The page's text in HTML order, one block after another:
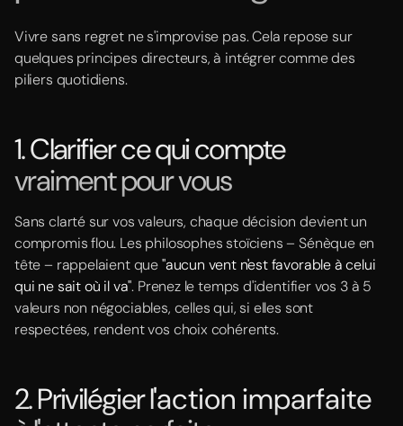
Vivre sans regret ne s'improvise pas. Cela repose sur
quelques principes directeurs, à intégrer comme des
piliers quotidiens.
1. Clarifier ce qui compte
vraiment pour vous
Sans clarté sur vos valeurs, chaque décision devient un
compromis flou. Les philosophes stoïciens – Sénèque en
tête – rappelaient que"aucun vent n'est favorable à celui
qui ne sait où il va". Prenez le temps d'identifier vos 3 à 5
valeurs non négociables, celles qui, si elles sont
respectées, rendent vos choix cohérents.
2. Privilégier l'action imparfaite